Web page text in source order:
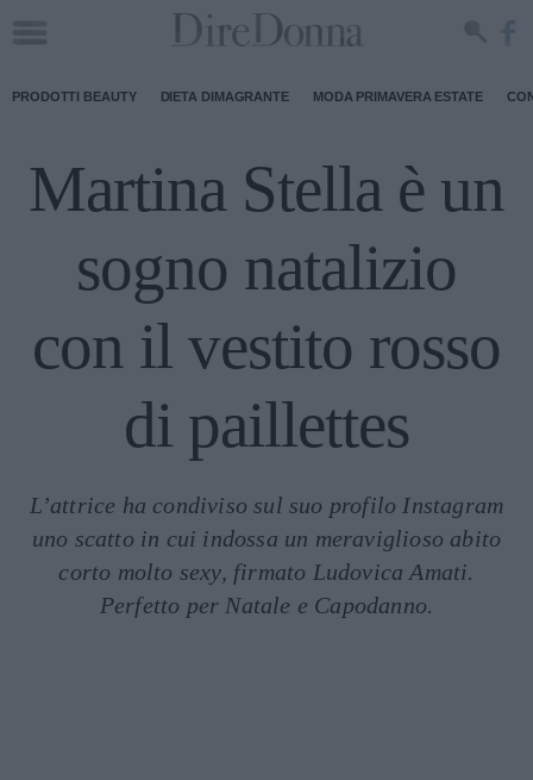
PRODOTTI BEAUTY DIETA DIMAGRANTE MODA PRIMAVERA ESTATE
Martina Stella è un
sogno natalizio
con il vestito rosso
di paillettes
L’attrice ha condiviso sul suo profilo Instagram
uno scatto in cui indossa un meraviglioso abito
corto molto sexy, firmato Ludovica Amati.
Perfetto per Natale e Capodanno.